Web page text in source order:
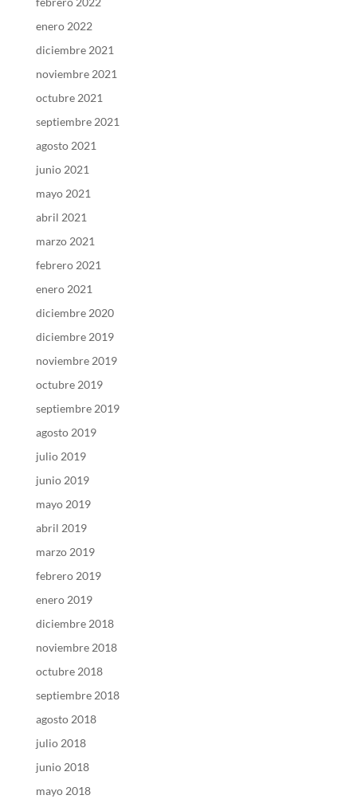
enero 2022
diciembre 2021
noviembre 2021
octubre 2021
septiembre 2021
agosto 2021
junio 2021
mayo 2021
abril 2021
marzo 2021
febrero 2021
enero 2021
diciembre 2020
diciembre 2019
noviembre 2019
octubre 2019
septiembre 2019
agosto 2019
julio 2019
junio 2019
mayo 2019
abril 2019
marzo 2019
febrero 2019
enero 2019
diciembre 2018
noviembre 2018
octubre 2018
septiembre 2018
agosto 2018
julio 2018
junio 2018
mayo 2018